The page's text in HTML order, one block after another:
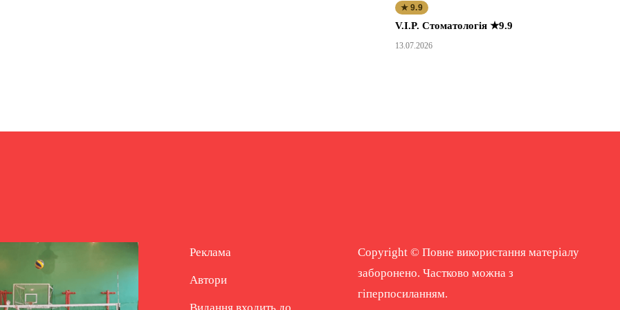
★ 9.9
V.I.P. Стоматологія ★9.9
13.07.2026
Реклама
Автори
Copyright © Повне використання матеріалу
заборонено. Частково можна з
гіперпосиланням.